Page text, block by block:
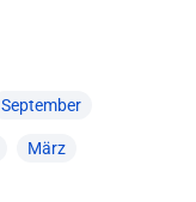
September
März